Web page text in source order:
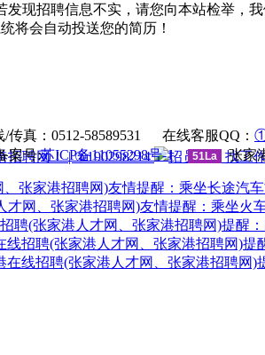
现招聘信息不实，请您向本站检举，我
将会自动投送您的简历！
真：0512-58589531 在线客服QQ：
| ②190298214
案号:苏ICP备11055298号-1 51La 张家